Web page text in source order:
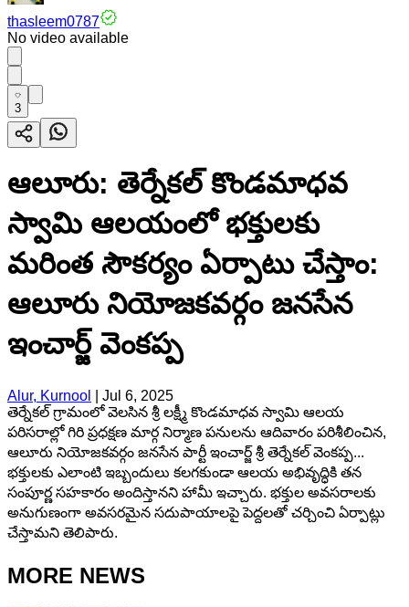
thasleem0787
No video available
3
ఆలూరు: తెర్నేకల్ కొండమాధవ
స్వామి ఆలయంలో భక్తులకు
మరింత సౌకర్యం ఏర్పాటు చేస్తాం:
ఆలూరు నియోజకవర్గం జనసేన
ఇంచార్జ్ వెంకప్ప
Alur, Kurnool
Jul 6, 2025
తెర్నేకల్ గ్రామంలో వెలసిన శ్రీ లక్ష్మీ కొండమాధవ స్వామి ఆలయ
పరిసరాల్లో గిరి ప్రధక్షణ మార్గ నిర్మాణ పనులను ఆదివారం పరిశీలించిన,
ఆలూరు నియోజకవర్గం జనసేన పార్టీ ఇంచార్జ్ శ్రీ తెర్నేకల్ వెంకప్ప...
భక్తులకు ఎలాంటి ఇబ్బందులు కలగకుండా ఆలయ అభివృద్ధికి తన
సంపూర్ణ సహకారం అందిస్తానని హామీ ఇచ్చారు. భక్తుల అవసరాలకు
అనుగుణంగా అవసరమైన సదుపాయాలపై పెద్దలతో చర్చించి ఏర్పాట్లు
చేస్తామని తెలిపారు.
MORE NEWS